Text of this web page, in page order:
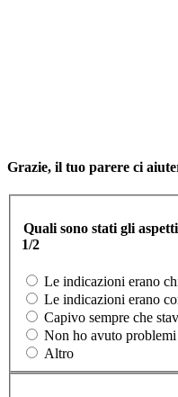
Grazie, il tuo parere ci
Quali sono stati gli
1/2
Le indicazioni erano
Le indicazioni erano
Capivo sempre che
Non ho avuto
Altro